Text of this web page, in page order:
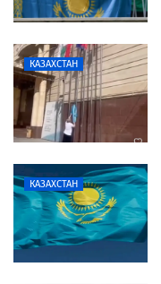
КАЗАХСТАН
КАЗАХСТАН